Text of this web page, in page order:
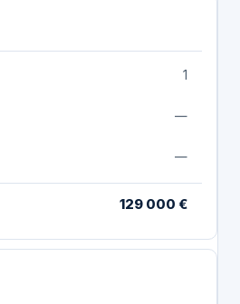
1
—
—
129 000 €